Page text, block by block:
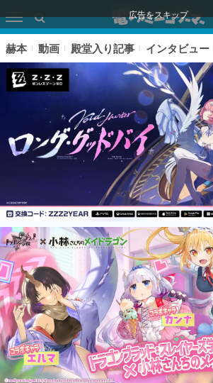
広告をスキップ
ピックアップ
電ファミのいま読まれている記事ランキング
アプリセール情報
インタビュー
連載・特集一覧
赫本 動画 殿堂入り記事 インタビュー